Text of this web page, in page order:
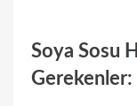
Soya Sosu
Gerekenler: